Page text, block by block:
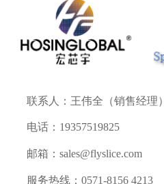
联系人：王伟全（销售经理）
电话：19357519825
邮箱：sales@flyslice.com
服务热线：0571-8156 4213